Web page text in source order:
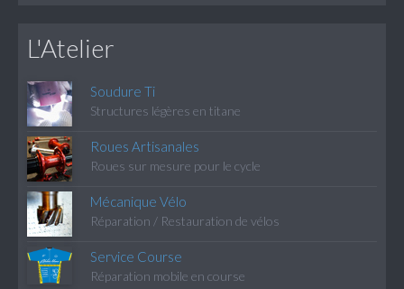
L'Atelier
Soudure Ti
Structures légères en titane
Roues Artisanales
Roues sur mesure pour le cycle
Mécanique Vélo
Réparation / Restauration de vélos
Service Course
Réparation mobile en course